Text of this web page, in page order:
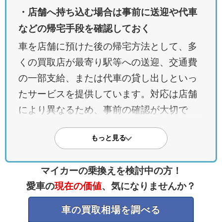
・店舗へ持ち込む場合は事前に送迎や代車
などの帰宅手段を確認しておく
車を店舗に預けた後の帰宅方法として、多
くの買取店が最寄り駅等への送迎、交通費
の一部支給、または代車の貸し出しといっ
たサービスを提供しています。対応は店舗
により異なるため、事前の確認が大切で
・帰りの移動手段に悩まない出張買取なら
自宅で手続きが完結する
買取業者が自宅まで来てくれる出張買取を
利用すれば、帰りの足を心配する必要があ
りません。車検切れの車や動かない車でも
もっと見る
マイカーの乗換えを検討中の方！
愛車の現在の価値、気になりませんか？
車の買取相場を調べる